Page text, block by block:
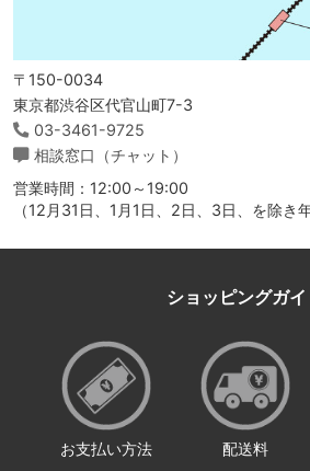
〒150-0034
東京都渋谷区代官山町7-3
03-3461-9725
相談窓口（チャット）
営業時間：12:00～19:00
（12月31日、1月1日、2日、3日、を除き
ショッピングガイ
お支払い方法 配送料